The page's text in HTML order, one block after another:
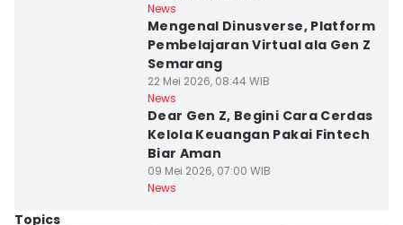
News
Mengenal Dinusverse, Platform
Pembelajaran Virtual ala Gen Z
Semarang
22 Mei 2026, 08:44 WIB
News
Dear Gen Z, Begini Cara Cerdas
Kelola Keuangan Pakai Fintech
Biar Aman
09 Mei 2026, 07:00 WIB
News
Topics